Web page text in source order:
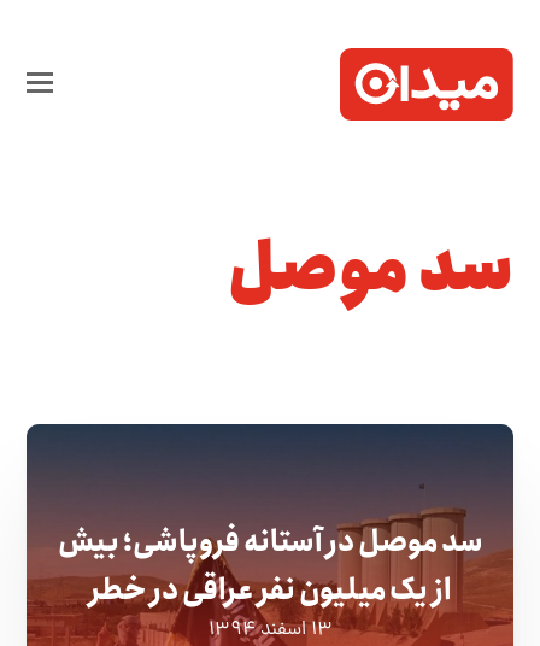
سد موصل
سد موصل در آستانه فروپاشی؛ بیش
از یک میلیون نفر عراقی در خطر
۱۳ اسفند ۱۳۹۴